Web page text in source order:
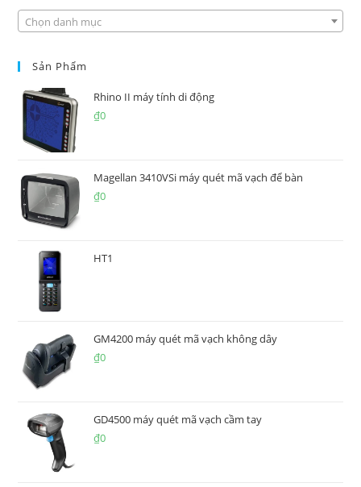
Chọn danh mục
Sản Phẩm
Rhino II máy tính di động
₫0
Magellan 3410VSi máy quét mã vạch để bàn
₫0
HT1
GM4200 máy quét mã vạch không dây
₫0
GD4500 máy quét mã vạch cầm tay
₫0